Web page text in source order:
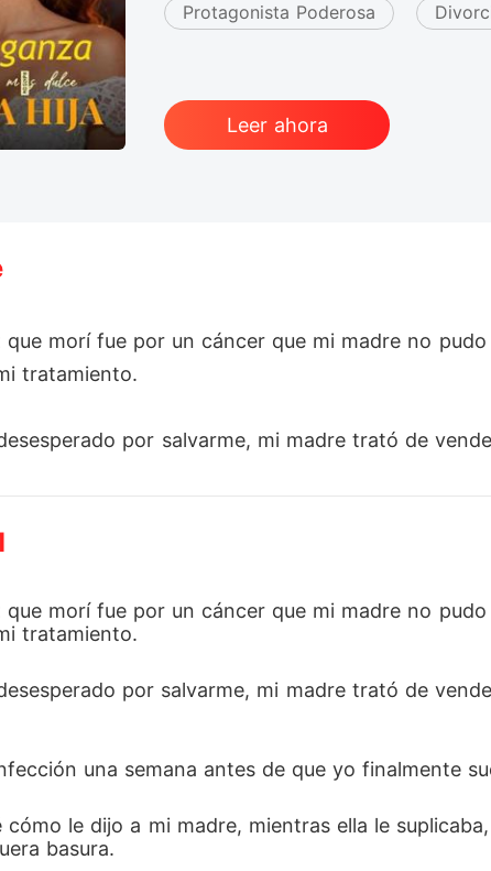
Protagonista Poderosa
Leer ahora
que morí fue por un cáncer que mi madre no
tratamiento.
por salvarme, mi madre trató de
una semana antes de que yo finalmente
cómo le dijo a mi madre, mientras ella le
basura.
ojos. Tenía catorce años otra vez, sana,
esperando que eligiera a mi madre.
que elegir con quién quieres vivir.
que morí fue por un cáncer que mi madre no
tratamiento.
por salvarme, mi madre trató de
una semana antes de que yo finalmente
cómo le dijo a mi madre, mientras ella le
basura.